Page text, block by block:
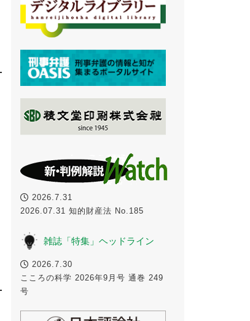
2026.7.31
2026.07.31 知的財産法 No.185
雑誌「特集」ヘッドライン
2026.7.30
こころの科学 2026年9月号 通巻 249
号